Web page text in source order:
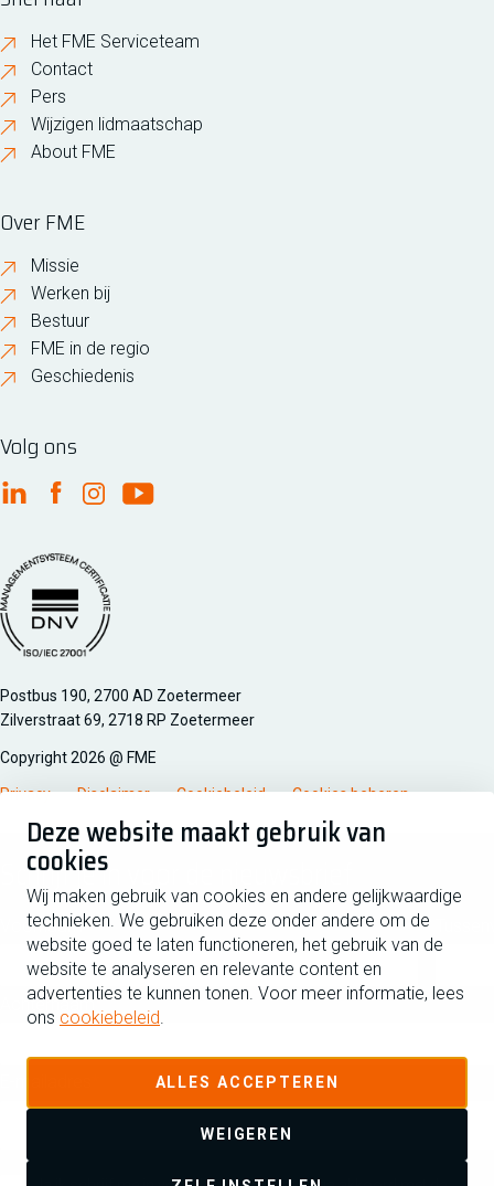
Deze website maakt gebruik van
cookies
Wij maken gebruik van cookies en andere gelijkwaardige
technieken. We gebruiken deze onder andere om de
website goed te laten functioneren, het gebruik van de
website te analyseren en relevante content en
advertenties te kunnen tonen. Voor meer informatie, lees
ons cookiebeleid.
ALLES ACCEPTEREN
WEIGEREN
Het FME Serviceteam
Contact
Pers
Wijzigen lidmaatschap
About FME
Over FME
Missie
Werken bij
Bestuur
FME in de regio
Geschiedenis
Volg ons
FME Linkedin
FME Facebook
FME Instagram
FME Youtube
Managementsyteem certificatie DNV iso/iec 27001
Postbus 190, 2700 AD Zoetermeer
Zilverstraat 69, 2718 RP Zoetermeer
Copyright 2026 @ FME
Privacy Disclaimer Cookiebeleid Cookies beheren
Schrijf je in voor de nieuwsbrief
Voornaam
Achternaam